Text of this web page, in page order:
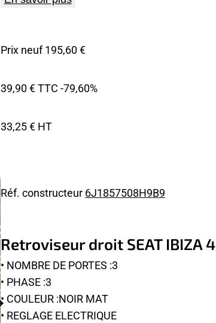
Prix neuf 195,60 €
39,90 € TTC -79,60%
33,25 € HT
Réf. constructeur 6J1857508H9B9
Retroviseur droit SEAT IBIZA 4
• NOMBRE DE PORTES :3
• PHASE :3
• COULEUR :NOIR MAT
• REGLAGE ELECTRIQUE